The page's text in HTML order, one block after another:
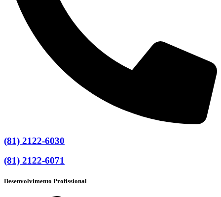
(81) 2122-6030
(81) 2122-6071
Desenvolvimento Profissional